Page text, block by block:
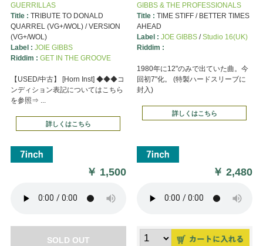
GUERRILLAS
Title : TRIBUTE TO DONALD
QUARREL (VG+/WOL) / VERSION
(VG+/WOL)
Label : JOIE GIBBS
Riddim : GET IN THE GROOVE
【USED/中古】 [Horn Inst] ◆◆◆コ
ンディション表記についてはこちら
を参照⇒ ...
詳しくはこちら
￥ 1,500
SOLD OUT
GIBBS & THE PROFESSIONALS
Title : TIME STIFF / BETTER TIMES
AHEAD
Label : JOE GIBBS/Studio 16(UK)
Riddim :
1980年に12"のみで出ていた曲。今
回初7"化。 (特製ハードスリーブに
封入)
詳しくはこちら
￥2,480